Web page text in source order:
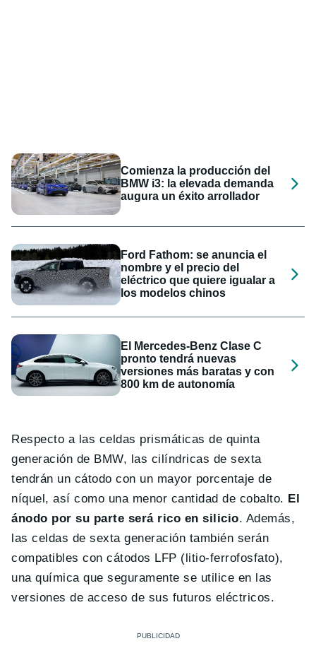
Comienza la producción del
BMW i3: la elevada demanda
augura un éxito arrollador
Ford Fathom: se anuncia el
nombre y el precio del
eléctrico que quiere igualar a
los modelos chinos
El Mercedes-Benz Clase C
pronto tendrá nuevas
versiones más baratas y con
800 km de autonomía
Respecto a las celdas prismáticas de quinta
generación de BMW, las cilíndricas de sexta
tendrán un cátodo con un mayor porcentaje de
níquel, así como una menor cantidad de cobalto. El
ánodo por su parte será rico en silicio. Además,
las celdas de sexta generación también serán
compatibles con cátodos LFP (litio-ferrofosfato),
una química que seguramente se utilice en las
versiones de acceso de sus futuros eléctricos.